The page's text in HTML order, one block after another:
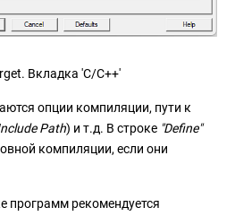
Вкладка 'C/C++'
опции компиляции, пути к
Path) и т.д. В строке "Define"
компиляции, если они
программ рекомендуется